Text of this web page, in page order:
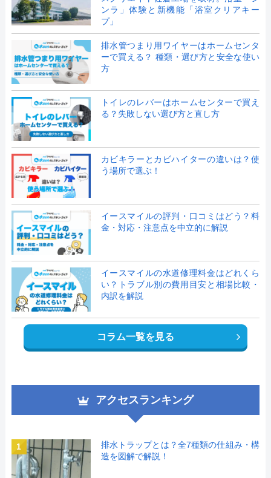
ンラ」体験と新機能「浴室クリアキー
プ」
排水管つまり用ワイヤーはホームセンタ
ーで買える？ 種類・選び方と安全な使い
方
トイレのレバーはホームセンターで買え
る？失敗しない選び方と直し方
カビキラーとカビハイターの違いは？使
う場所で選ぶ！
イースマイルの評判・口コミはどう？料
金・対応・注意点を中立的に解説
イースマイルの水道修理料金はどれくら
い？トラブル別の費用目安と相場比較・
内訳を解説
コラム一覧を見る
アクセスランキング
1
排水トラップとは？全7種類の仕組み・構
造を図解で解説！